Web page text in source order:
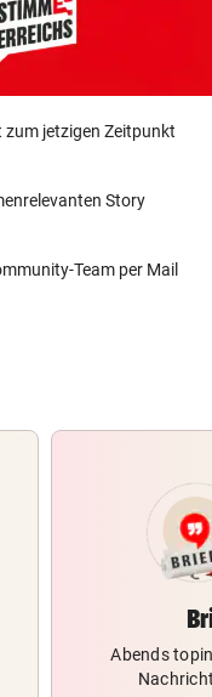
zum jetzigen Zeitpunkt
Story
Team per Mail
Abends